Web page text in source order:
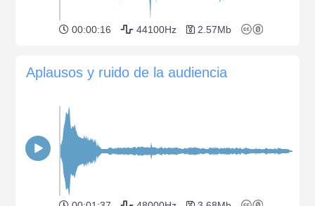
00:00:16 44100Hz 2.57Mb
Aplausos y ruido de la audiencia